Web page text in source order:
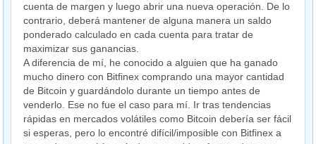
cuenta de margen y luego abrir una nueva operación. De lo
contrario, deberá mantener de alguna manera un saldo
ponderado calculado en cada cuenta para tratar de
maximizar sus ganancias.
A diferencia de mí, he conocido a alguien que ha ganado
mucho dinero con Bitfinex comprando una mayor cantidad
de Bitcoin y guardándolo durante un tiempo antes de
venderlo. Ese no fue el caso para mí. Ir tras tendencias
rápidas en mercados volátiles como Bitcoin debería ser fácil
si esperas, pero lo encontré difícil/imposible con Bitfinex a